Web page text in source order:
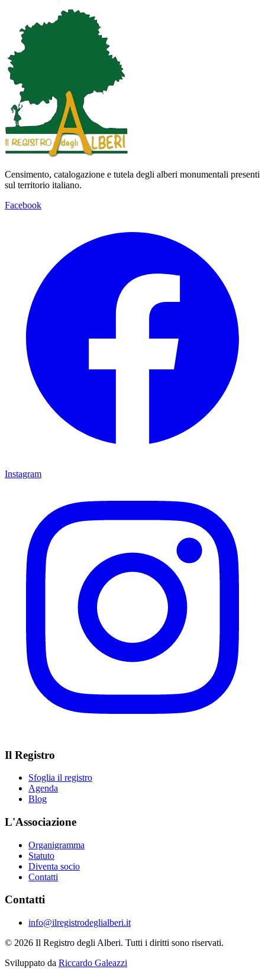
Censimento, catalogazione e tutela degli alberi monumentali presenti
sul territorio italiano.
Facebook
Instagram
Il Registro
Sfoglia il registro
Agenda
Blog
L'Associazione
Organigramma
Statuto
Diventa socio
Contatti
Contatti
info@ilregistrodeglialberi.it
© 2026 Il Registro degli Alberi. Tutti i diritti sono riservati.
Sviluppato da Riccardo Galeazzi